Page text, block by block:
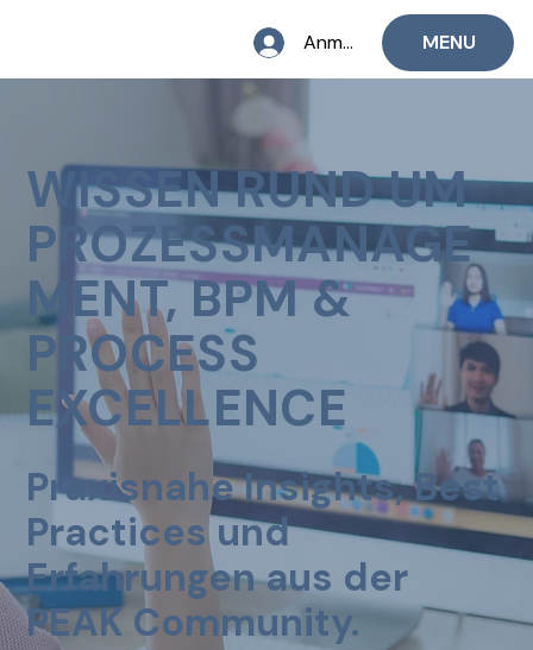
Anmelden MENU
WISSEN RUND UM
PROZESSMANAGE
MENT, BPM &
PROCESS
EXCELLENCE
Praxisnahe Insights, Best
Practices und
Erfahrungen aus der
PEAK Community.